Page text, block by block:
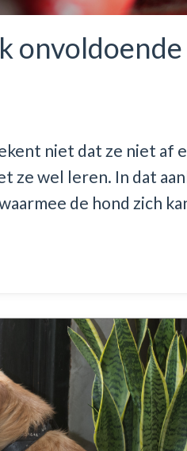
niet dat ze niet af
ze wel leren. In dat
de hond zich